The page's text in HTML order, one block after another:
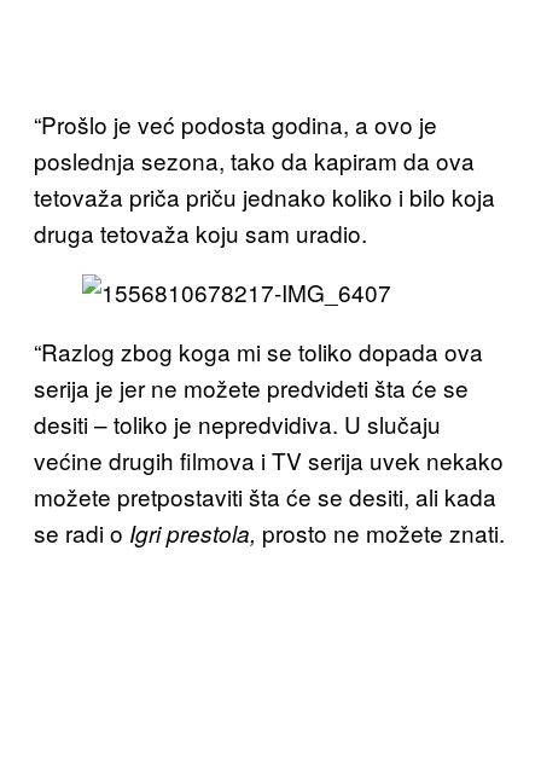
“Prošlo je već podosta godina, a ovo je
poslednja sezona, tako da kapiram da ova
tetovaža priča priču jednako koliko i bilo koja
druga tetovaža koju sam uradio.
“Razlog zbog koga mi se toliko dopada ova
serija je jer ne možete predvideti šta će se
desiti – toliko je nepredvidiva. U slučaju
većine drugih filmova i TV serija uvek nekako
možete pretpostaviti šta će se desiti, ali kada
se radi o Igri prestola, prosto ne možete znati.